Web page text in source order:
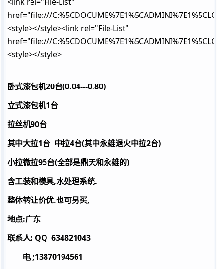
href="file:///
<style></style><link rel="File-List"
href="file:///
<style></style>
卧式漆包机20台(0.04---0.80)
立式漆包机1台
拉丝机90台
其中大拉1台 中拉4台(其中永雄退火中拉2台)
小拉微拉95台(全部是鼎天和永雄的)
含工装和模具,水处理系统.
整体转让价优.也可另买,
地点:广东
联系人: QQ 634821043
电 ;13870194561